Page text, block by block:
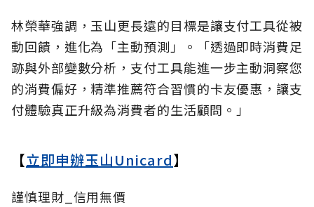
林榮華強調，玉山更長遠的目標是讓支付工具從被
動回饋，進化為「主動預測」。「透過即時消費足
跡與外部變數分析，支付工具能進一步主動洞察您
的消費偏好，精準推薦符合習慣的卡友優惠，讓支
付體驗真正升級為消費者的生活顧問。」
【立即申辦玉山Unicard】
謹慎理財_信用無價